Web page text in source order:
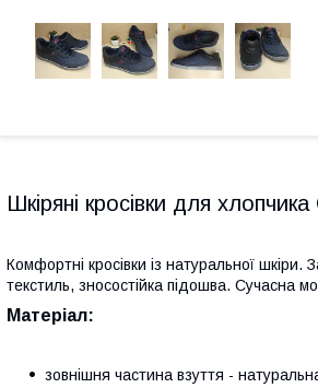
Шкіряні кросівки для
Комфортні кросівки із натуральної
текстиль, зносостійка підошва. Сучасна
Матеріал:
зовнішня частина взуття -